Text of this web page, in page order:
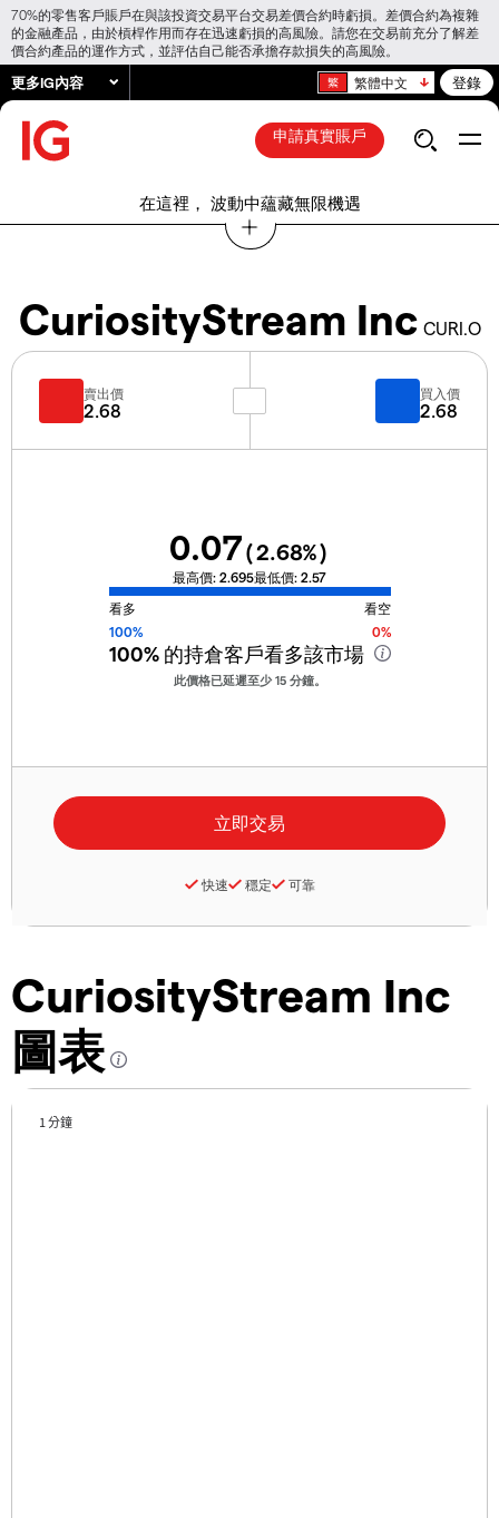
70%的零售客戶賬戶在與該投資交易平台交易差價合約時虧損。差價合約為複雜
的金融產品，由於槓桿作用而存在迅速虧損的高風險。請您在交易前充分了解差
價合約產品的運作方式，並評估自己能否承擔存款損失的高風險。
更多IG內容 繁體中文 登錄
申請真實賬戶
在這裡， 波動中蘊藏無限機遇
CuriosityStream Inc CURI.O
CuriosityStream Inc
圖表
1 分鐘
賣出價
2.68
買入價
2.68
0.07(2.68%)
最高價: 2.695最低價: 2.57
看多
看空
100%
0%
100%的持倉客戶看多該市場
此價格已延遲至少 15 分鐘。
快速 穩定 可靠